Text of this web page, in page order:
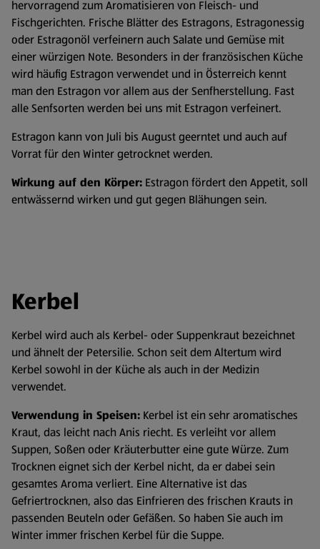
hervorragend zum Aromatisieren von Fleisch- und
Fischgerichten. Frische Blätter des Estragons, Estragonessig
oder Estragonöl verfeinern auch Salate und Gemüse mit
einer würzigen Note. Besonders in der französischen Küche
wird häufig Estragon verwendet und in Österreich kennt
man den Estragon vor allem aus der Senfherstellung. Fast
alle Senfsorten werden bei uns mit Estragon verfeinert.
Estragon kann von Juli bis August geerntet und auch auf
Vorrat für den Winter getrocknet werden.
Wirkung auf den Körper: Estragon fördert den Appetit, soll
entwässernd wirken und gut gegen Blähungen sein.
Kerbel
Kerbel wird auch als Kerbel- oder Suppenkraut bezeichnet
und ähnelt der Petersilie. Schon seit dem Altertum wird
Kerbel sowohl in der Küche als auch in der Medizin
verwendet.
Verwendung in Speisen: Kerbel ist ein sehr aromatisches
Kraut, das leicht nach Anis riecht. Es verleiht vor allem
Suppen, Soßen oder Kräuterbutter eine gute Würze. Zum
Trocknen eignet sich der Kerbel nicht, da er dabei sein
gesamtes Aroma verliert. Eine Alternative ist das
Gefriertrocknen, also das Einfrieren des frischen Krauts in
passenden Beuteln oder Gefäßen. So haben Sie auch im
Winter immer frischen Kerbel für die Suppe.